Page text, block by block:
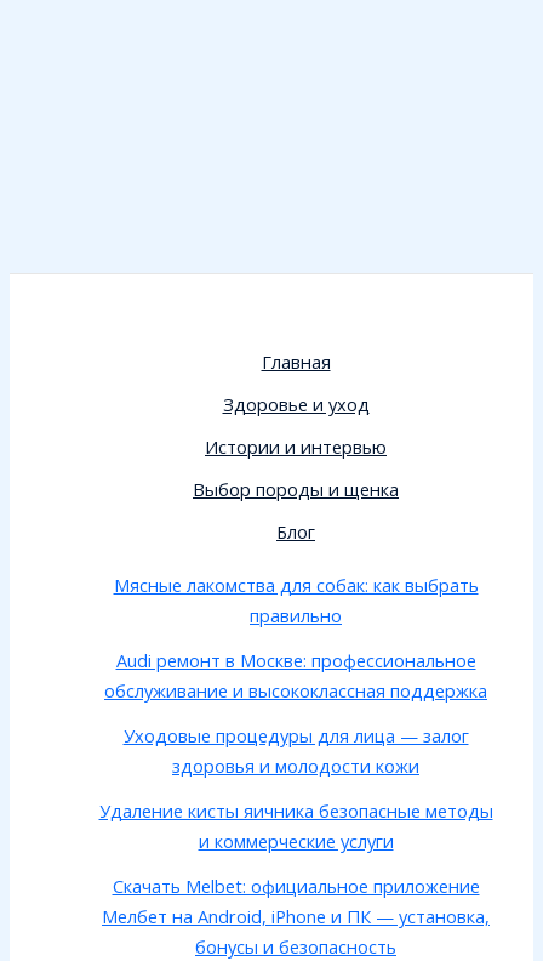
Главная
Здоровье и уход
Истории и интервью
Выбор породы и щенка
Блог
Мясные лакомства для собак: как выбрать
правильно
Audi ремонт в Москве: профессиональное
обслуживание и высококлассная поддержка
Уходовые процедуры для лица — залог
здоровья и молодости кожи
Удаление кисты яичника безопасные методы
и коммерческие услуги
Скачать Melbet: официальное приложение
Мелбет на Android, iPhone и ПК — установка,
бонусы и безопасность